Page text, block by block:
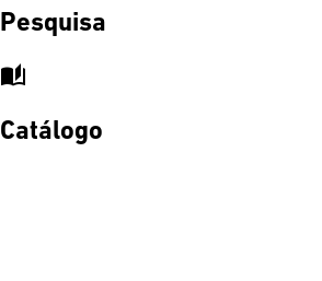
Pesquisa
auto_stories
Catálogo